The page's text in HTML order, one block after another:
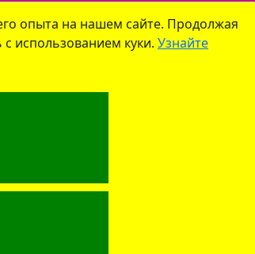
управления экономики. Дата и номер
+375 (29) 339-79-59. Электронная почта:
(17) 271-25-75. Электронная почта:
опыта на нашем сайте. Продолжая
использованием куки. Узнайте